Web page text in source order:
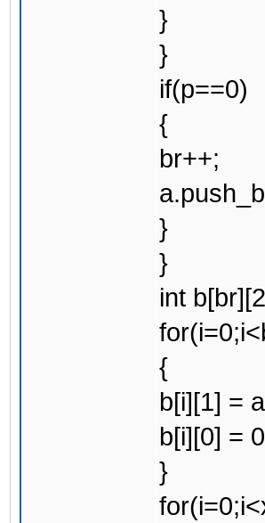
}
}
if(p==0)
{
br++;
}
}
int
{
b[i][1] =
b[i][0] =
}